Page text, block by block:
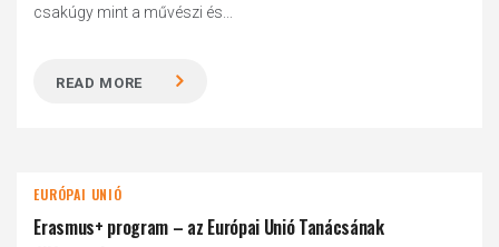
csakúgy mint a művészi és...
READ MORE
EURÓPAI UNIÓ
Erasmus+ program – az Európai Unió Tanácsának